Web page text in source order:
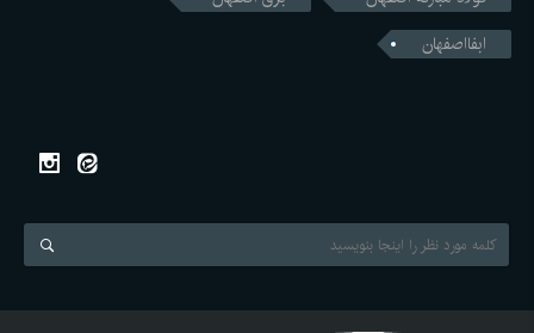
ابفااصفهان